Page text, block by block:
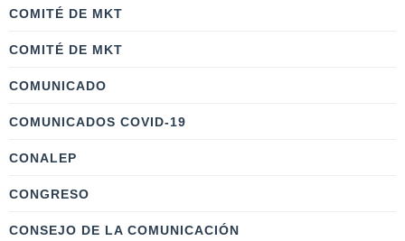
COMITÉ DE MKT
COMITÉ DE MKT
COMUNICADO
COMUNICADOS COVID-19
CONALEP
CONGRESO
CONSEJO DE LA COMUNICACIÓN